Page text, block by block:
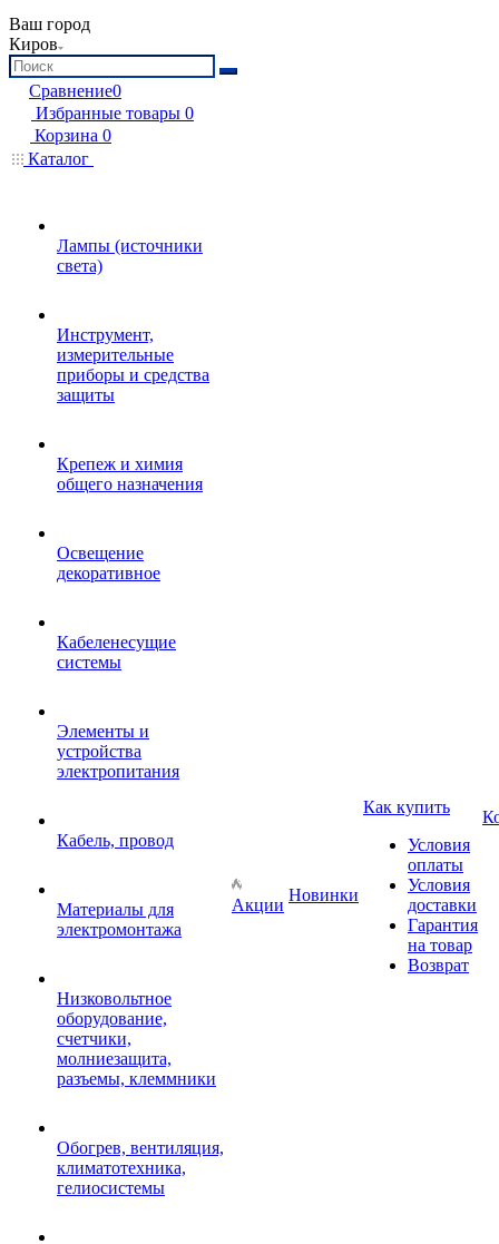
Ваш город
Киров
Сравнение0
Избранные товары 0
Корзина 0
Каталог
Лампы (источники
света)
Инструмент,
измерительные
приборы и средства
защиты
Крепеж и химия
общего назначения
Освещение
декоративное
Кабеленесущие
системы
Элементы и
устройства
электропитания
Кабель, провод
Материалы для
электромонтажа
Низковольтное
оборудование,
счетчики,
молниезащита,
разъемы, клеммники
Обогрев, вентиляция,
климатотехника,
гелиосистемы
Акции
Новинки
Как купить
Условия
оплаты
Условия
доставки
Гарантия
на товар
Возврат